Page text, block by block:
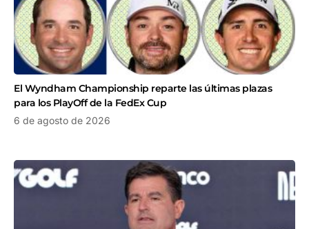
El Wyndham Championship reparte las últimas plazas
para los PlayOff de la FedEx Cup
6 de agosto de 2026